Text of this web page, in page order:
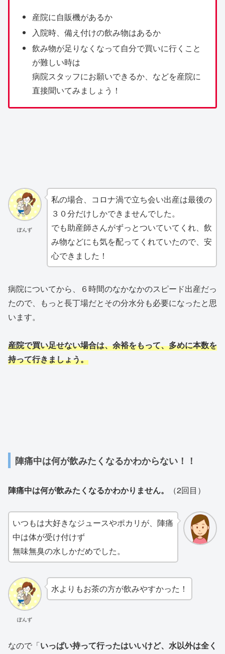
産院に自販機があるか
入院時、備え付けの飲み物はあるか
飲み物が足りなくなって自分で買いに行くこと
が難しい時は
病院スタッフにお願いできるか、などを産院に
直接聞いてみましょう！
ぽんず
私の場合、コロナ渦で立ち会い出産は最後の
３０分だけしかできませんでした。
でも助産師さんがずっとついていてくれ、飲
み物などにも気を配ってくれていたので、安
心できました！
病院についてから、６時間のなかなかのスピード出産だっ
たので、もっと長丁場だとその分水分も必要になったと思
います。
産院で買い足せない場合は、余裕をもって、多めに本数を
持って行きましょう。
陣痛中は何が飲みたくなるかわからない！！
陣痛中は何が飲みたくなるかわかりません。 （2回目）
いつもは大好きなジュースやポカリが、陣痛
中は体が受け付けず
無味無臭の水しかだめでした。
ぽんず
水よりもお茶の方が飲みやすかった！
なので「いっぱい持って行ったはいいけど、水以外は全く